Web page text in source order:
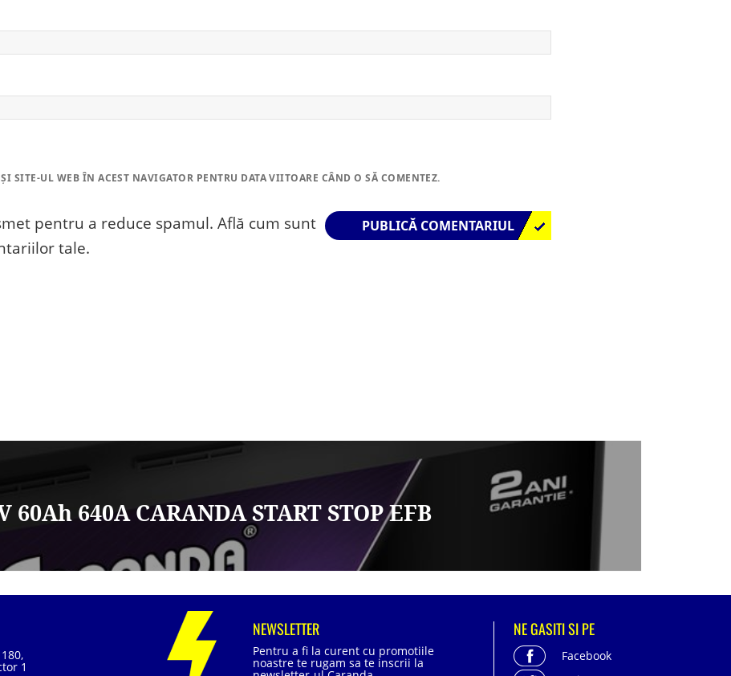
SITE-UL WEB ÎN ACEST NAVIGATOR PENTRU DATA VIITOARE CÂND O SĂ COMENTEZ.
pentru a reduce spamul. Află cum sunt
tale.
640A CARANDA START STOP EFB
1
NEWSLETTER
Pentru a fi la curent cu promotiile
noastre te rugam sa te inscrii la
NE GASITI SI PE
Facebook